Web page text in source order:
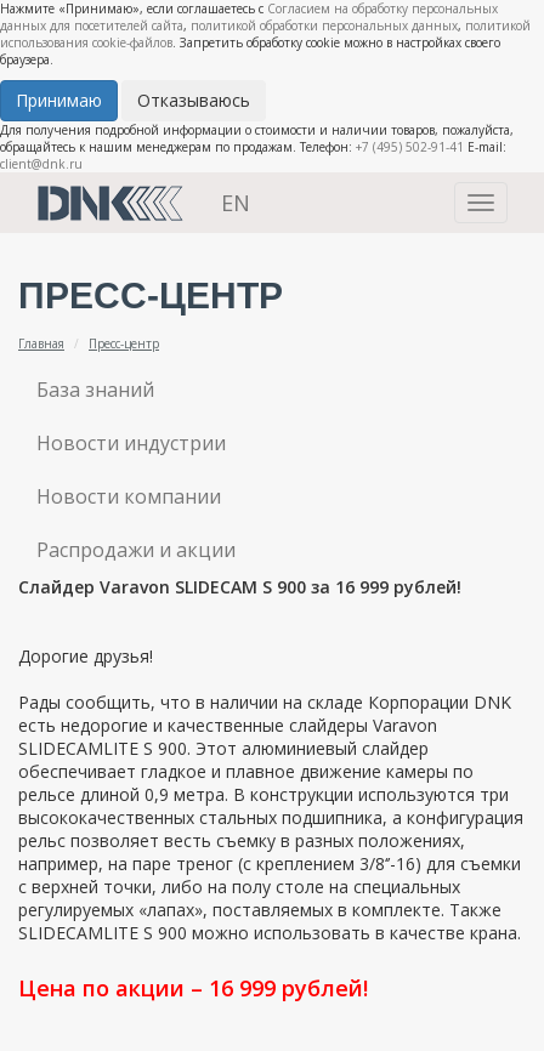
Нажмите «Принимаю», если соглашаетесь с Согласием на обработку персональных
данных для посетителей сайта, политикой обработки персональных данных, политикой
использования cookie-файлов. Запретить обработку cookie можно в настройках своего
браузера.
Принимаю Отказываюсь
Для получения подробной информации о стоимости и наличии товаров, пожалуйста,
обращайтесь к нашим менеджерам по продажам. Телефон: +7 (495) 502-91-41 E-mail:
client@dnk.ru
Toggle
EN
ПРЕСС-ЦЕНТР
Главная Пресс-центр
База знаний
Новости индустрии
Новости компании
Распродажи и акции
Слайдер Varavon SLIDECAM S 900 за 16 999 рублей!
Дорогие друзья!
Рады сообщить, что в наличии на складе Корпорации DNK
есть недорогие и качественные слайдеры Varavon
SLIDECAMLITE S 900. Этот алюминиевый слайдер
обеспечивает гладкое и плавное движение камеры по
рельсе длиной 0,9 метра. В конструкции используются три
высококачественных стальных подшипника, а конфигурация
рельс позволяет весть съемку в разных положениях,
например, на паре треног (с креплением 3/8‘’-16) для съемки
с верхней точки, либо на полу столе на специальных
регулируемых «лапах», поставляемых в комплекте. Также
SLIDECAMLITE S 900 можно использовать в качестве крана.
Цена по акции – 16 999 рублей!